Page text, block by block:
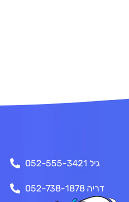
גיל 052-555-3421
דריה 052-738-1878